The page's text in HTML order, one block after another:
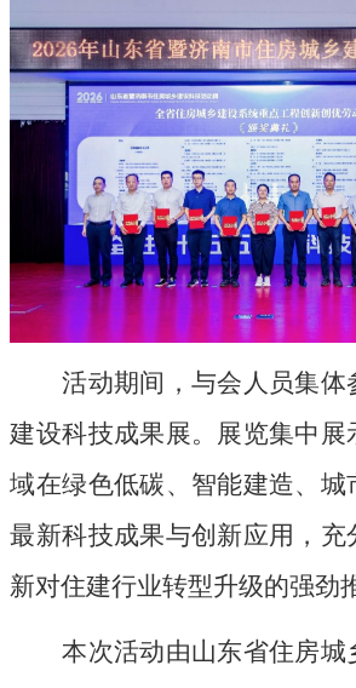
活动期间，与会人员集体
建设科技成果展。 展览集中展
域在绿色低碳、智能建造、城
最新科技成果与创新应用 ，充
新对住建行业转型升级的强劲
本次活动由山东省住房城